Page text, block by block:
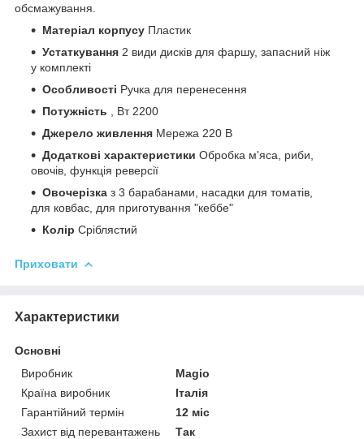
обсмажування.
Матеріал корпусу Пластик
Устаткування 2 види дисків для фаршу, запасний ніж
у комплекті
Особливості Ручка для перенесення
Потужність , Вт 2200
Джерело живлення Мережа 220 В
Додаткові характеристики Обробка м'яса, риби,
овочів, функція реверсії
Овочерізка з 3 барабанами, насадки для томатів,
для ковбас, для приготування "кеббе"
Колір Сріблястий
Приховати
Характеристики
Основні
Виробник
Magio
Країна виробник
Італія
Гарантійний термін
12 міс
Захист від перевантажень
Так